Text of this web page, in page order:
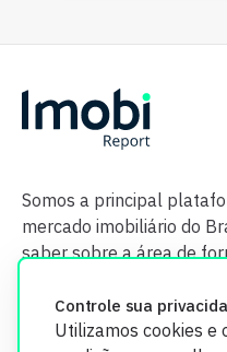
Controle sua
Utilizamos cookies e
Somos a principal
mercado imobiliário do
saber sobre a área de